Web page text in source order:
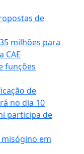
de
milhões para
CAE
funções
de
no dia 10
participa de
em